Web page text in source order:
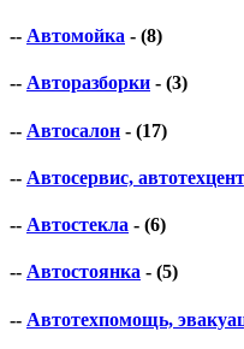
-- Автомойка - (8)
-- Авторазборки - (3)
-- Автосалон - (17)
-- Автосервис,
-- Автостекла - (6)
-- Автостоянка - (5)
-- Автотехпомощь,